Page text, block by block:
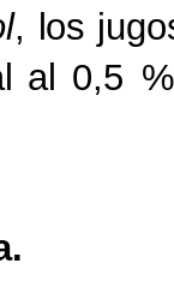
, los
al 0,5 %
.